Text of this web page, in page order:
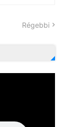
Régebbi